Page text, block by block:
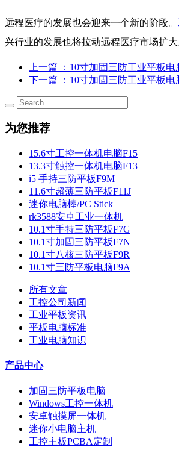
远程医疗的发展也会迎来一个新的阶段。
兴行业的发展也将拉动远程医疗市场扩
上一篇
：10寸加固三防工业平板
下一篇
：10寸加固三防工业平板
为您推荐
15.6寸工控一体机电脑F15
13.3寸触控一体机电脑F13
i5 手持三防平板F9M
11.6寸超薄三防平板F11J
迷你电脑棒/PC Stick
rk3588安卓工业一体机
10.1寸手持三防平板F7G
10.1寸加固三防平板F7N
10.1寸八核三防平板F9R
10.1寸三防平板电脑F9A
所有文章
工控公司新闻
工业平板资讯
平板电脑标准
工业电脑知识
产品中心
加固三防平板电脑
Windows工控一体机
安卓触摸屏一体机
迷你小电脑主机
工控主板PCBA定制